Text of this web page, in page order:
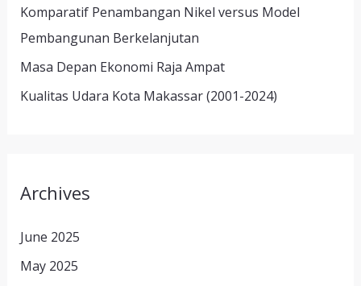
Komparatif Penambangan Nikel versus Model
Pembangunan Berkelanjutan
Masa Depan Ekonomi Raja Ampat
Kualitas Udara Kota Makassar (2001-2024)
Archives
June 2025
May 2025